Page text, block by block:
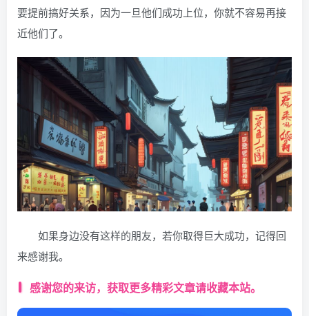
要提前搞好关系，因为一旦他们成功上位，你就不容易再接
近他们了。
如果身边没有这样的朋友，若你取得巨大成功，记得回
来感谢我。
感谢您的来访，获取更多精彩文章请收藏本站。